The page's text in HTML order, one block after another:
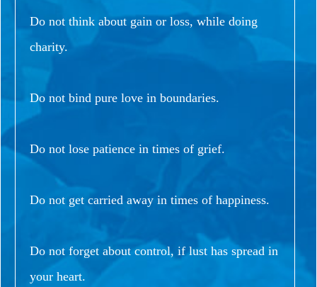
Do not think about gain or loss, while doing
charity.
Do not bind pure love in boundaries.
Do not lose patience in times of grief.
Do not get carried away in times of happiness.
Do not forget about control, if lust has spread in
your heart.